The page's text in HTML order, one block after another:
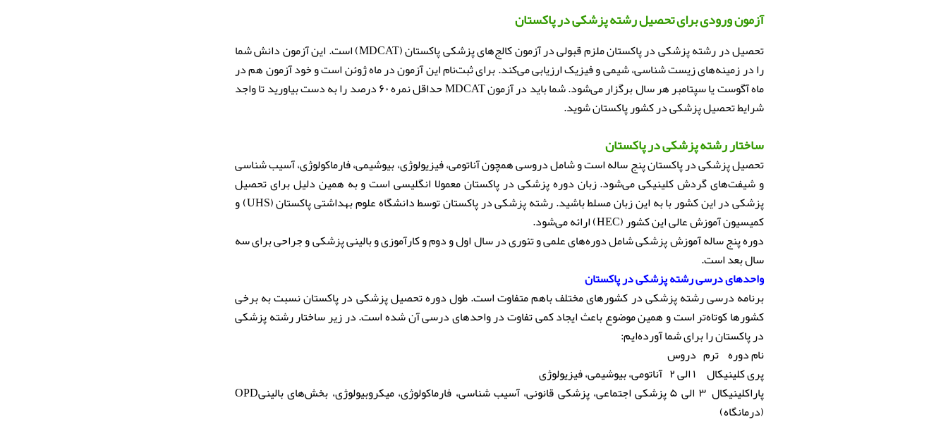
آزمون ورودی برای تحصیل رشته پزشکی در پاکستان
تحصیل در رشته پزشکی در پاکستان ملزم قبولی در آزمون کالج‌های پزشکی پاکستان (MDCAT) است. این آزمون دانش شما
را در زمینه‌های زیست شناسی، شیمی و فیزیک ارزیابی می‌کند. برای ثبت‌نام این آزمون در ماه ژوئن است و خود آزمون هم در
ماه آگوست یا سپتامبر هر سال برگزار می‌شود. شما باید در آزمون MDCAT حداقل نمره ۶۰ درصد را به دست بیاورید تا واجد
شرایط تحصیل پزشکی در کشور پاکستان شوید.
ساختار رشته پزشکی در پاکستان
تحصیل پزشکی در پاکستان پنج ساله است و شامل دروسی همچون آناتومی، فیزیولوژی، بیوشیمی، فارماکولوژی، آسیب شناسی
و شیفت‌های گردش کلینیکی می‌شود. زبان دوره پزشکی در پاکستان معمولا انگلیسی است و به همین دلیل برای تحصیل
پزشکی در این کشور با به این زبان مسلط باشید. رشته پزشکی در پاکستان توسط دانشگاه علوم بهداشتی پاکستان (UHS) و
کمیسیون آموزش عالی این کشور (HEC) ارائه می‌شود.
دوره پنج ساله آموزش پزشکی شامل دوره‌های علمی و تئوری در سال اول و دوم و کارآموزی و بالینی پزشکی و جراحی برای سه
سال بعد است.
واحدهای درسی رشته پزشکی در پاکستان
برنامه درسی رشته پزشکی در کشورهای مختلف باهم متفاوت است. طول دوره تحصیل پزشکی در پاکستان نسبت به برخی
کشورها کوتاه‌تر است و همین موضوع باعث ایجاد کمی تفاوت در واحدهای درسی آن شده است. در زیر ساختار رشته پزشکی
در پاکستان را برای شما آورده‌ایم:
نام دوره ترم دروس
پری کلینیکال ۱ الی ۲
آناتومی، بیوشیمی، فیزیولوژی
پاراکلینیکال ۳ الی ۵
پزشکی اجتماعی، پزشکی قانونی، آسیب شناسی، فارماکولوژی، میکروبیولوژی، بخش‌های بالینیOPD
(درمانگاه)